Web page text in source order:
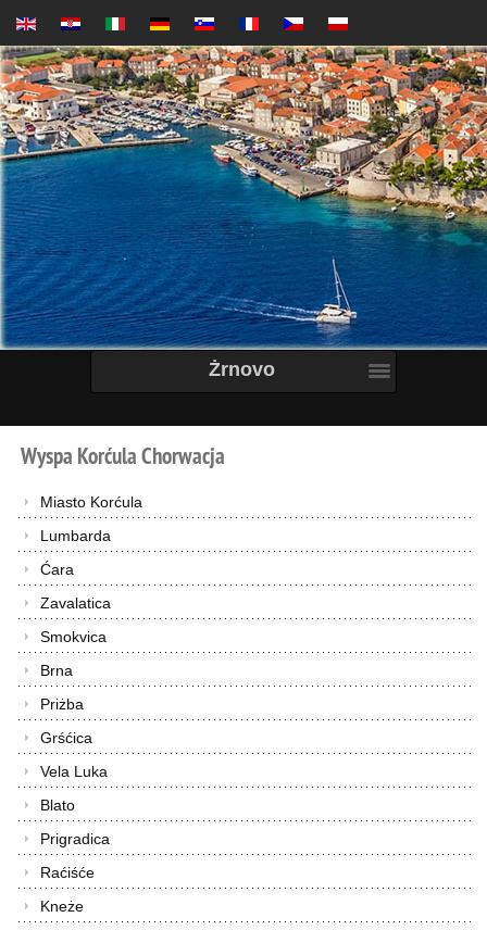
Żrnovo
Wyspa KorćulaChorwacja
Miasto Korćula
Lumbarda
Ćara
Zavalatica
Smokvica
Brna
Priżba
Grśćica
Vela Luka
Blato
Prigradica
Raćiśće
Kneże